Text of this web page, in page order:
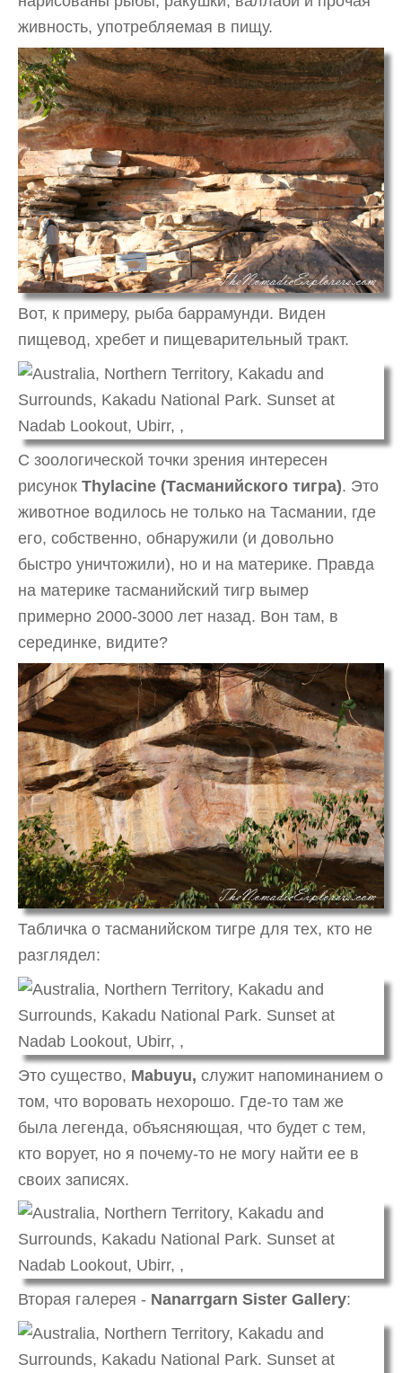
живность, употребляемая в пищу.
Вот, к примеру, рыба баррамунди. Виден
пищевод, хребет и пищеварительный тракт.
С зоологической точки зрения интересен
рисунок Thylacine (Тасманийского тигра). Это
животное водилось не только на Тасмании, где
его, собственно, обнаружили (и довольно
быстро уничтожили), но и на материке. Правда
на материке тасманийский тигр вымер
примерно 2000-3000 лет назад. Вон там, в
серединке, видите?
Табличка о тасманийском тигре для тех, кто не
разглядел:
Это существо, Mabuyu, служит напоминанием о
том, что воровать нехорошо. Где-то там же
была легенда, объясняющая, что будет с тем,
кто ворует, но я почему-то не могу найти ее в
своих записях.
Вторая галерея - Nanarrgarn Sister Gallery: